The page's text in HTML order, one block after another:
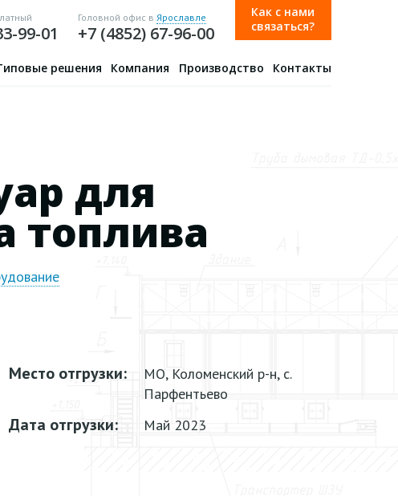
99-01
Головной офис в Ярославле
+7 (4852) 67-96-00
Как с нами
связаться?
решения Компания Производство Контакты
для
топлива
Место отгрузки:
МО, Коломенский р-н, с.
Парфентьево
Дата отгрузки: Май 2023